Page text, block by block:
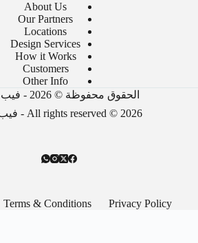
About Us
Our Partners
Locations
Design Services
How it Works
Customers
Other Info
الحقوق محفوظة © 2026 - فيب.com
All rights reserved © 2026 - فيب.com
Privacy Policy
Terms & Conditions